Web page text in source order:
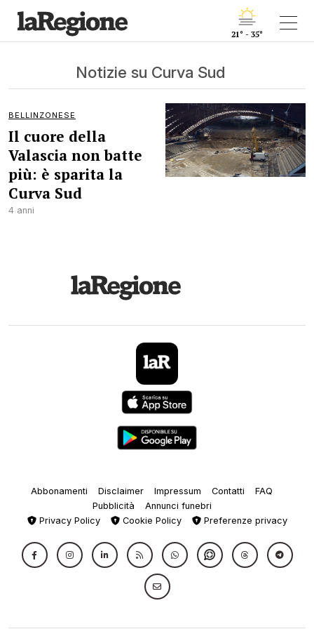
21° - 35°
Notizie su Curva Sud
BELLINZONESE
Il cuore della
Valascia non batte
più: è sparita la
Curva Sud
4 anni
Abbonamenti Disclaimer Impressum Contatti
FAQ
Pubblicità
Annunci funebri
Privacy Policy
Cookie Policy Preferenze privacy